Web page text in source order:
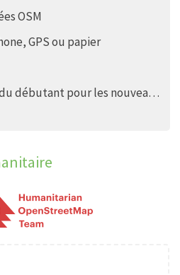
OSM
GPS ou papier
pour les nouveaux mappers - éditeur iD